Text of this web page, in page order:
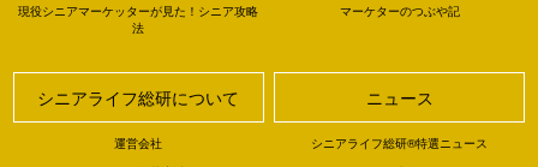
現役シニアマーケッターが見た！シニア攻略
法
マーケターのつぶや記
シニアライフ総研について
運営会社
ニュース
シニアライフ総研®特選ニュース